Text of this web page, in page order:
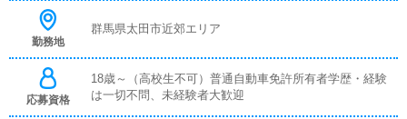
ト等の店舗情報更新作業を行っていただきます。キャスト
本的にはボタンを押すだけや、ブログの更新時に簡単に文
字が入力出来れば問題ありません。PCが苦手な人でも簡
単にできます。
勤務地
群馬県太田市近郊エリア
応募資格
18歳～（高校生不可）普通自動車免許所有者学歴・経験
は一切不問、未経験者大歓迎